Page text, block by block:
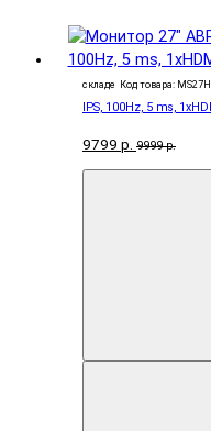
складе Код товара:
IPS, 100Hz, 5 ms,
9799 р. 9999 р.